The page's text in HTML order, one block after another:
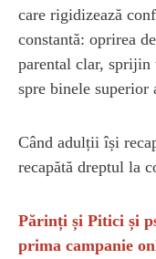
care rigidizează
constantă: oprirea
parental clar, sprijin
spre binele
Când adulții își
recapătă dreptul la
Părinți și Pitici și
prima campanie